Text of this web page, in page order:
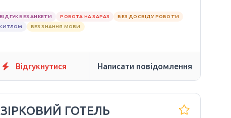
ВІДГУК БЕЗ АНКЕТИ РОБОТА НА ЗАРАЗ
БЕЗ ДОСВІДУ РОБОТИ
БЕЗ ЗНАННЯ МОВИ
Відгукнутися Написати повідомлення
ГОТЕЛЬ